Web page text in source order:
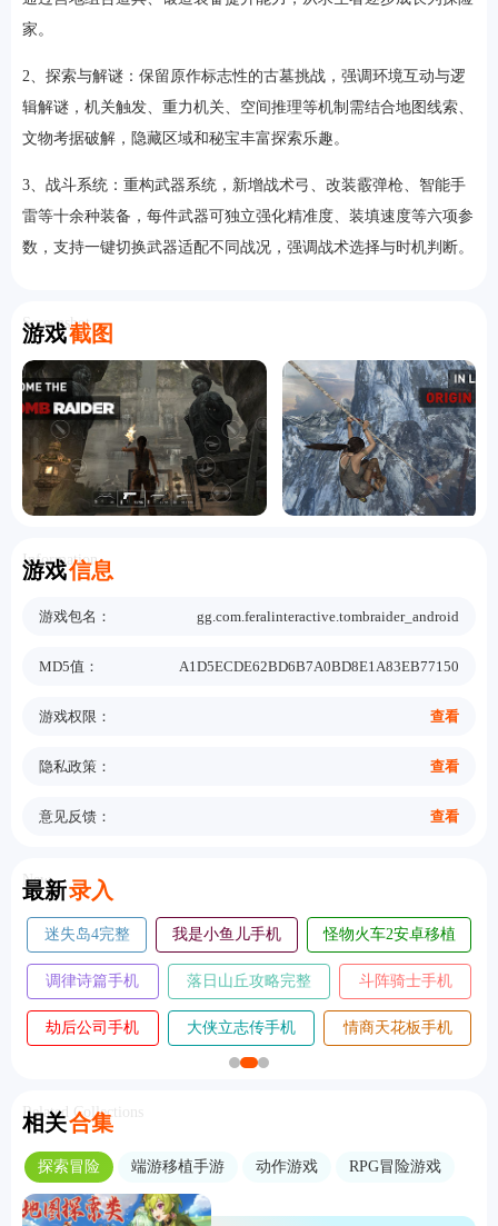
家。
2、探索与解谜：保留原作标志性的古墓挑战，强调环境互动与逻
辑解谜，机关触发、重力机关、空间推理等机制需结合地图线索、
文物考据破解，隐藏区域和秘宝丰富探索乐趣。
3、战斗系统：重构武器系统，新增战术弓、改装霰弹枪、智能手
雷等十余种装备，每件武器可独立强化精准度、装填速度等六项参
数，支持一键切换武器适配不同战况，强调战术选择与时机判断。
游戏截图
Screenshot
游戏信息
Information
游戏包名： gg.com.feralinteractive.tombraider_android
MD5值： A1D5ECDE62BD6B7A0BD8E1A83EB77150
游戏权限： 查看
隐私政策： 查看
意见反馈： 查看
最新录入
New
摄影师模拟器手机
版
善良都市手机
版
王座守护者手机
版
奥术扳机中文版
暴走植物园手机版 黄油猫cato手机版
航海奇兵手游
谁淹了我的世界手
机版
指尖战斗家无
相关合集
Related Collections
探索冒险 端游移植手游 动作游戏 RPG冒险游戏